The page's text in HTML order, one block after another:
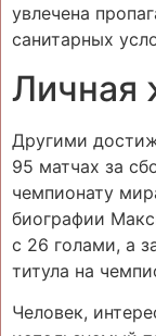
увлечена
санитарных
Личная
Другими
95 матчах за
чемпионату
биографии
с 26 голами, а
титула на
Человек,